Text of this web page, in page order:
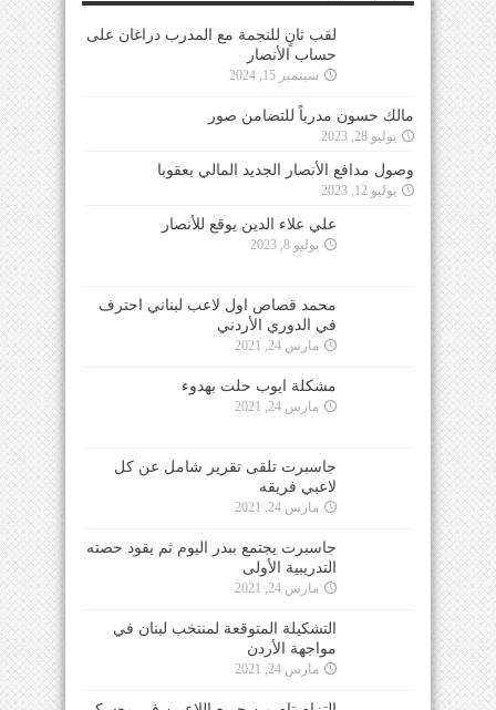
لقب ثانٍ للنجمة مع المدرب دراغان على
حساب الأنصار
سبتمبر 15, 2024
مالك حسون مدرباً للتضامن صور
يوليو 28, 2023
وصول مدافع الأنصار الجديد المالي يعقوبا
يوليو 12, 2023
علي علاء الدين يوقع للأنصار
يوليو 8, 2023
محمد قصاص اول لاعب لبناني احترف
في الدوري الأردني
مارس 24, 2021
مشكلة ايوب حلت بهدوء
مارس 24, 2021
جاسبرت تلقى تقرير شامل عن كل
لاعبي فريقه
مارس 24, 2021
جاسبرت يجتمع ببدر اليوم ثم يقود حصته
التدريبية الأولى
مارس 24, 2021
التشكيلة المتوقعة لمنتخب لبنان في
مواجهة الأردن
مارس 24, 2021